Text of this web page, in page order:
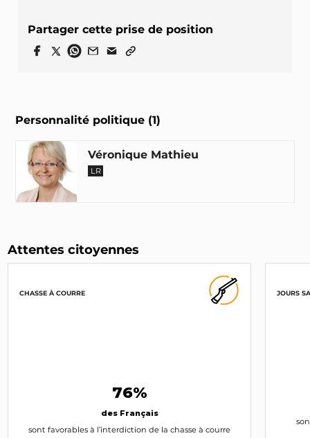
Personnalité politique (1)
Véronique Mathieu
LR
Partager cette prise de position
Attentes citoyennes
CHASSE À COURRE
76%
des Français
sont favorables à l’interdiction de la chasse à courre
JOURS